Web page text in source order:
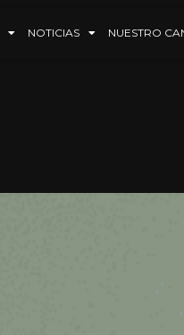
NOTICIAS NUESTRO